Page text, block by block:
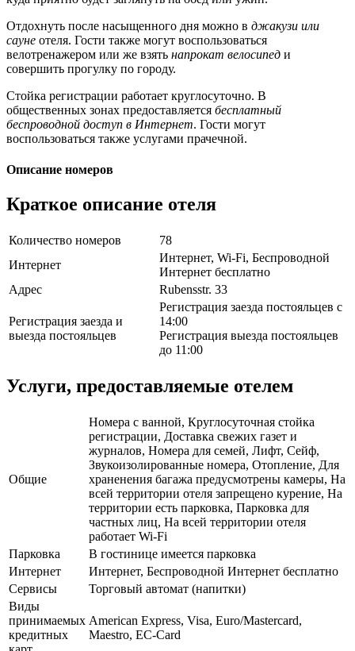
Отдохнуть после насыщенного дня можно в джакузи или
сауне отеля. Гости также могут воспользоваться
велотренажером или же взять напрокат велосипед и
совершить прогулку по городу.
Стойка регистрации работает круглосуточно. В
общественных зонах предоставляется бесплатный
беспроводной доступ в Интернет. Гости могут
воспользоваться также услугами прачечной.
Описание номеров
Краткое описание отеля
Количество номеров
78
Интернет
Интернет, Wi-Fi, Беспроводной
Интернет бесплатно
Адрес
Rubensstr. 33
Регистрация заезда и
выезда постояльцев
Регистрация заезда постояльцев с
14:00
Регистрация выезда постояльцев
до 11:00
Услуги, предоставляемые отелем
Общие
Номера с ванной, Круглосуточная стойка
регистрации, Доставка свежих газет и
журналов, Номера для семей, Лифт, Сейф,
Звукоизолированные номера, Отопление, Для
храненения багажа предусмотрены камеры, На
всей территории отеля запрещено курение, На
территории есть парковка, Парковка для
частных лиц, На всей территории отеля
работает Wi-Fi
Парковка
В гостинице имеется парковка
Интернет
Интернет, Беспроводной Интернет бесплатно
Сервисы
Торговый автомат (напитки)
Виды
принимаемых
кредитных
American Express, Visa, Euro/Mastercard,
Maestro, EC-Card